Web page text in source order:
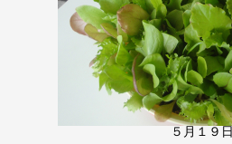
５月１９日